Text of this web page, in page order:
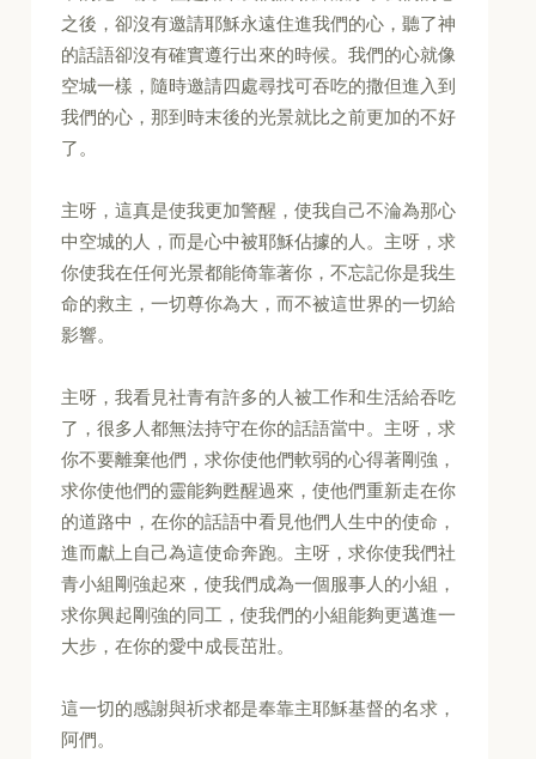
之後，卻沒有邀請耶穌永遠住進我們的心，聽了神
的話語卻沒有確實遵行出來的時候。我們的心就像
空城一樣，隨時邀請四處尋找可吞吃的撒但進入到
我們的心，那到時末後的光景就比之前更加的不好
了。
主呀，這真是使我更加警醒，使我自己不淪為那心
中空城的人，而是心中被耶穌佔據的人。主呀，求
你使我在任何光景都能倚靠著你，不忘記你是我生
命的救主，一切尊你為大，而不被這世界的一切給
影響。
主呀，我看見社青有許多的人被工作和生活給吞吃
了，很多人都無法持守在你的話語當中。主呀，求
你不要離棄他們，求你使他們軟弱的心得著剛強，
求你使他們的靈能夠甦醒過來，使他們重新走在你
的道路中，在你的話語中看見他們人生中的使命，
進而獻上自己為這使命奔跑。主呀，求你使我們社
青小組剛強起來，使我們成為一個服事人的小組，
求你興起剛強的同工，使我們的小組能夠更邁進一
大步，在你的愛中成長茁壯。
這一切的感謝與祈求都是奉靠主耶穌基督的名求，
阿們。